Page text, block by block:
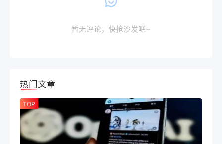
暂无评论，快抢沙发吧~
热门文章
TOP